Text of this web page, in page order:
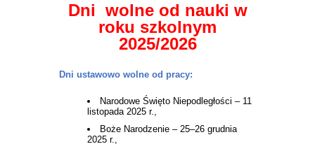
Dni wolne od nauki w
roku szkolnym
2025/2026
Dni ustawowo wolne od pracy:
Narodowe Święto Niepodległości – 11
listopada 2025 r.,
Boże Narodzenie – 25–26 grudnia
2025 r.,